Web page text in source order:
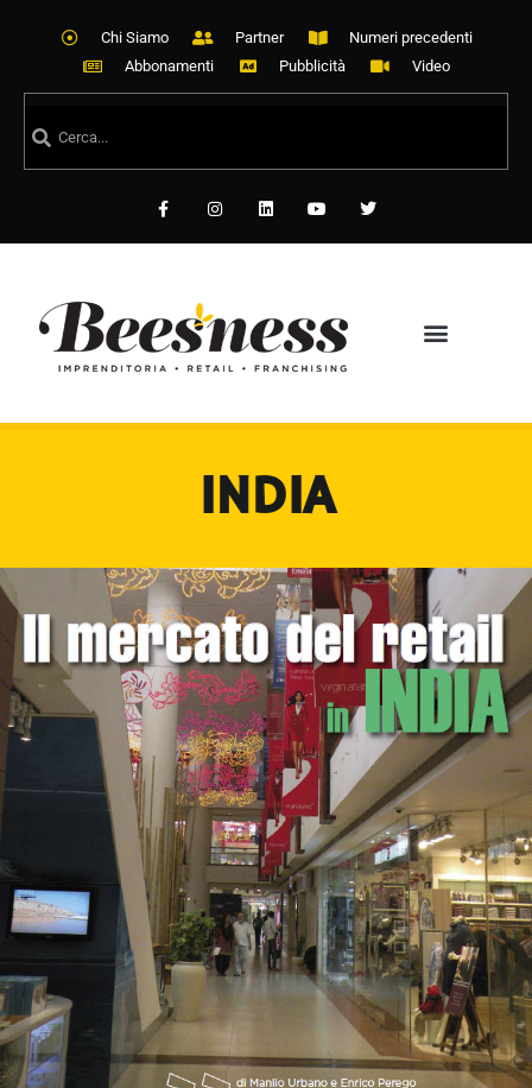
Chi Siamo Partner
Numeri precedenti
Abbonamenti
Pubblicità Video
INDIA